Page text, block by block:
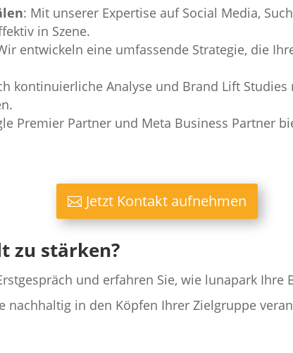
: Mit unserer Expertise auf Social Media,
in Szene.
entwickeln eine umfassende Strategie, die
kontinuierliche Analyse und Brand Lift
Premier Partner und Meta Business Partner
Jetzt Kontakt aufnehmen
zu stärken?
und erfahren Sie, wie lunapark Ihre
nachhaltig in den Köpfen Ihrer Zielgruppe